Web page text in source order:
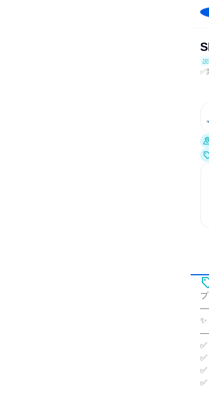
✅